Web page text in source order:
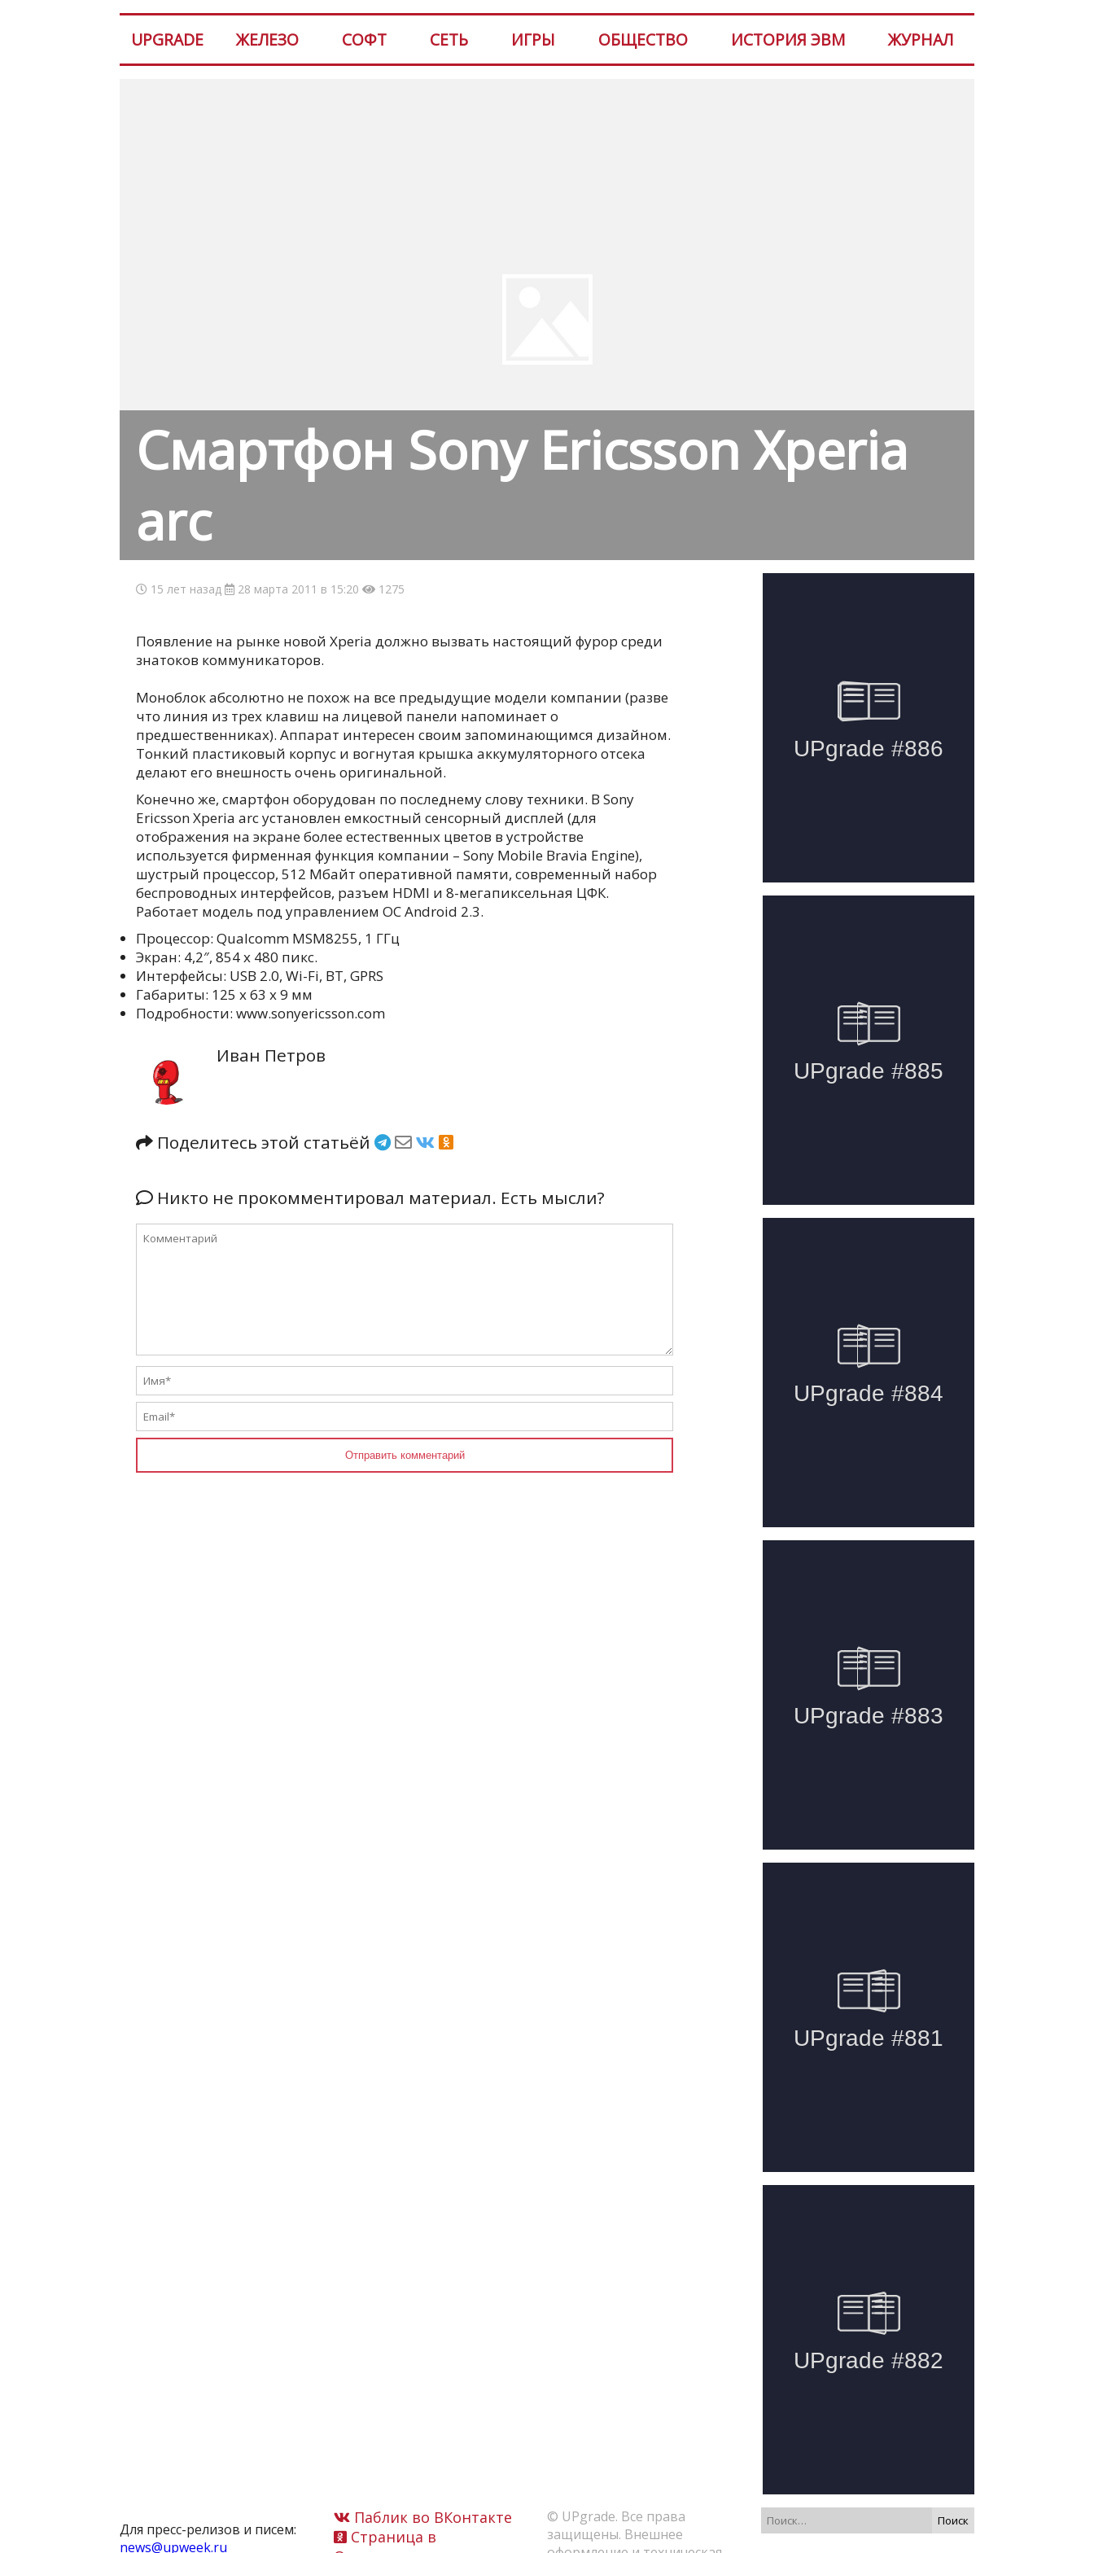
UPGRADE ЖЕЛЕЗО СОФТ СЕТЬ ИГРЫ ОБЩЕСТВО ИСТОРИЯ ЭВМ ЖУРНАЛ
Смартфон Sony Ericsson Xperia
arc
15 лет назад 28 марта 2011 в 15:20 1275
Появление на рынке новой Xperia должно вызвать настоящий фурор среди
знатоков коммуникаторов.
Моноблок абсолютно не похож на все предыдущие модели компании (разве
что линия из трех клавиш на лицевой панели напоминает о
предшественниках). Аппарат интересен своим запоминающимся дизайном.
Тонкий пластиковый корпус и вогнутая крышка аккумуляторного отсека
делают его внешность очень оригинальной.
Конечно же, смартфон оборудован по последнему слову техники. В Sony
Ericsson Xperia arc установлен емкостный сенсорный дисплей (для
отображения на экране более естественных цветов в устройстве
используется фирменная функция компании – Sony Mobile Bravia Engine),
шустрый процессор, 512 Мбайт оперативной памяти, современный набор
беспроводных интерфейсов, разъем HDMI и 8-мегапиксельная ЦФК.
Работает модель под управлением OC Android 2.3.
Процессор: Qualcomm MSM8255, 1 ГГц
Экран: 4,2″, 854 x 480 пикс.
Интерфейсы: USB 2.0, Wi-Fi, BT, GPRS
Габариты: 125 x 63 x 9 мм
Подробности: www.sonyericsson.com
Иван Петров
Поделитесь этой статьёй
Никто не прокомментировал материал. Есть мысли?
Для пресс-релизов и писем:
news@upweek.ru
Паблик во ВКонтакте
Страница в
© UPgrade. Все права
защищены. Внешнее